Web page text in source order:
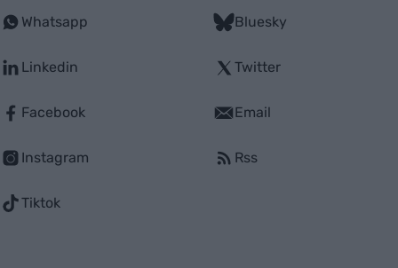
Whatsapp
Linkedin
Facebook
Instagram
Tiktok
Bluesky
Twitter
Email
Rss